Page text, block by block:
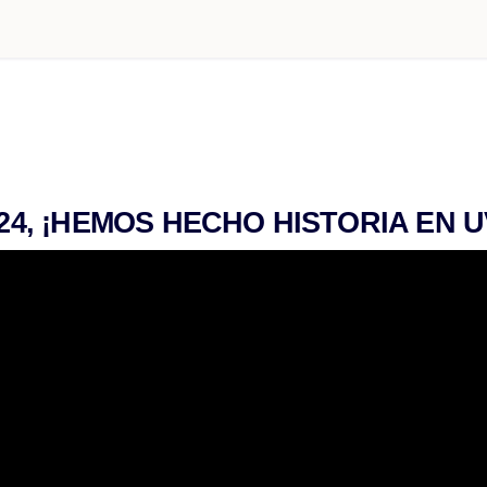
¡HEMOS HECHO HISTORIA EN